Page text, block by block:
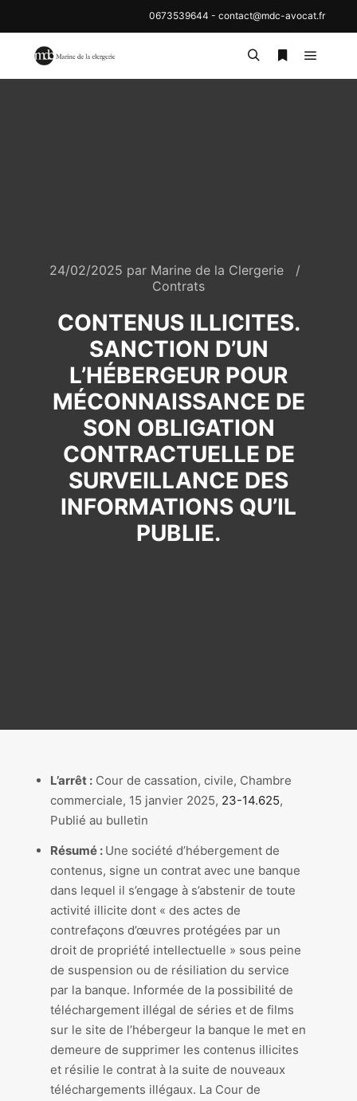
0673539644 - contact@mdc-avocat.fr
Menu
24/02/2025 par Marine de la Clergerie
Contrats
CONTENUS ILLICITES.
SANCTION D’UN
L’HÉBERGEUR POUR
MÉCONNAISSANCE DE
SON OBLIGATION
CONTRACTUELLE DE
SURVEILLANCE DES
INFORMATIONS QU’IL
PUBLIE.
L’arrêt :Cour de cassation, civile, Chambre
commerciale, 15 janvier 2025, 23-14.625,
Publié au bulletin
Résumé : Une société d’hébergement de
contenus, signe un contrat avec une banque
dans lequel il s’engage à s’abstenir de toute
activité illicite dont « des actes de
contrefaçons d’œuvres protégées par un
droit de propriété intellectuelle » sous peine
de suspension ou de résiliation du service
par la banque. Informée de la possibilité de
téléchargement illégal de séries et de films
sur le site de l’hébergeur la banque le met en
demeure de supprimer les contenus illicites
et résilie le contrat à la suite de nouveaux
téléchargements illégaux. La Cour de